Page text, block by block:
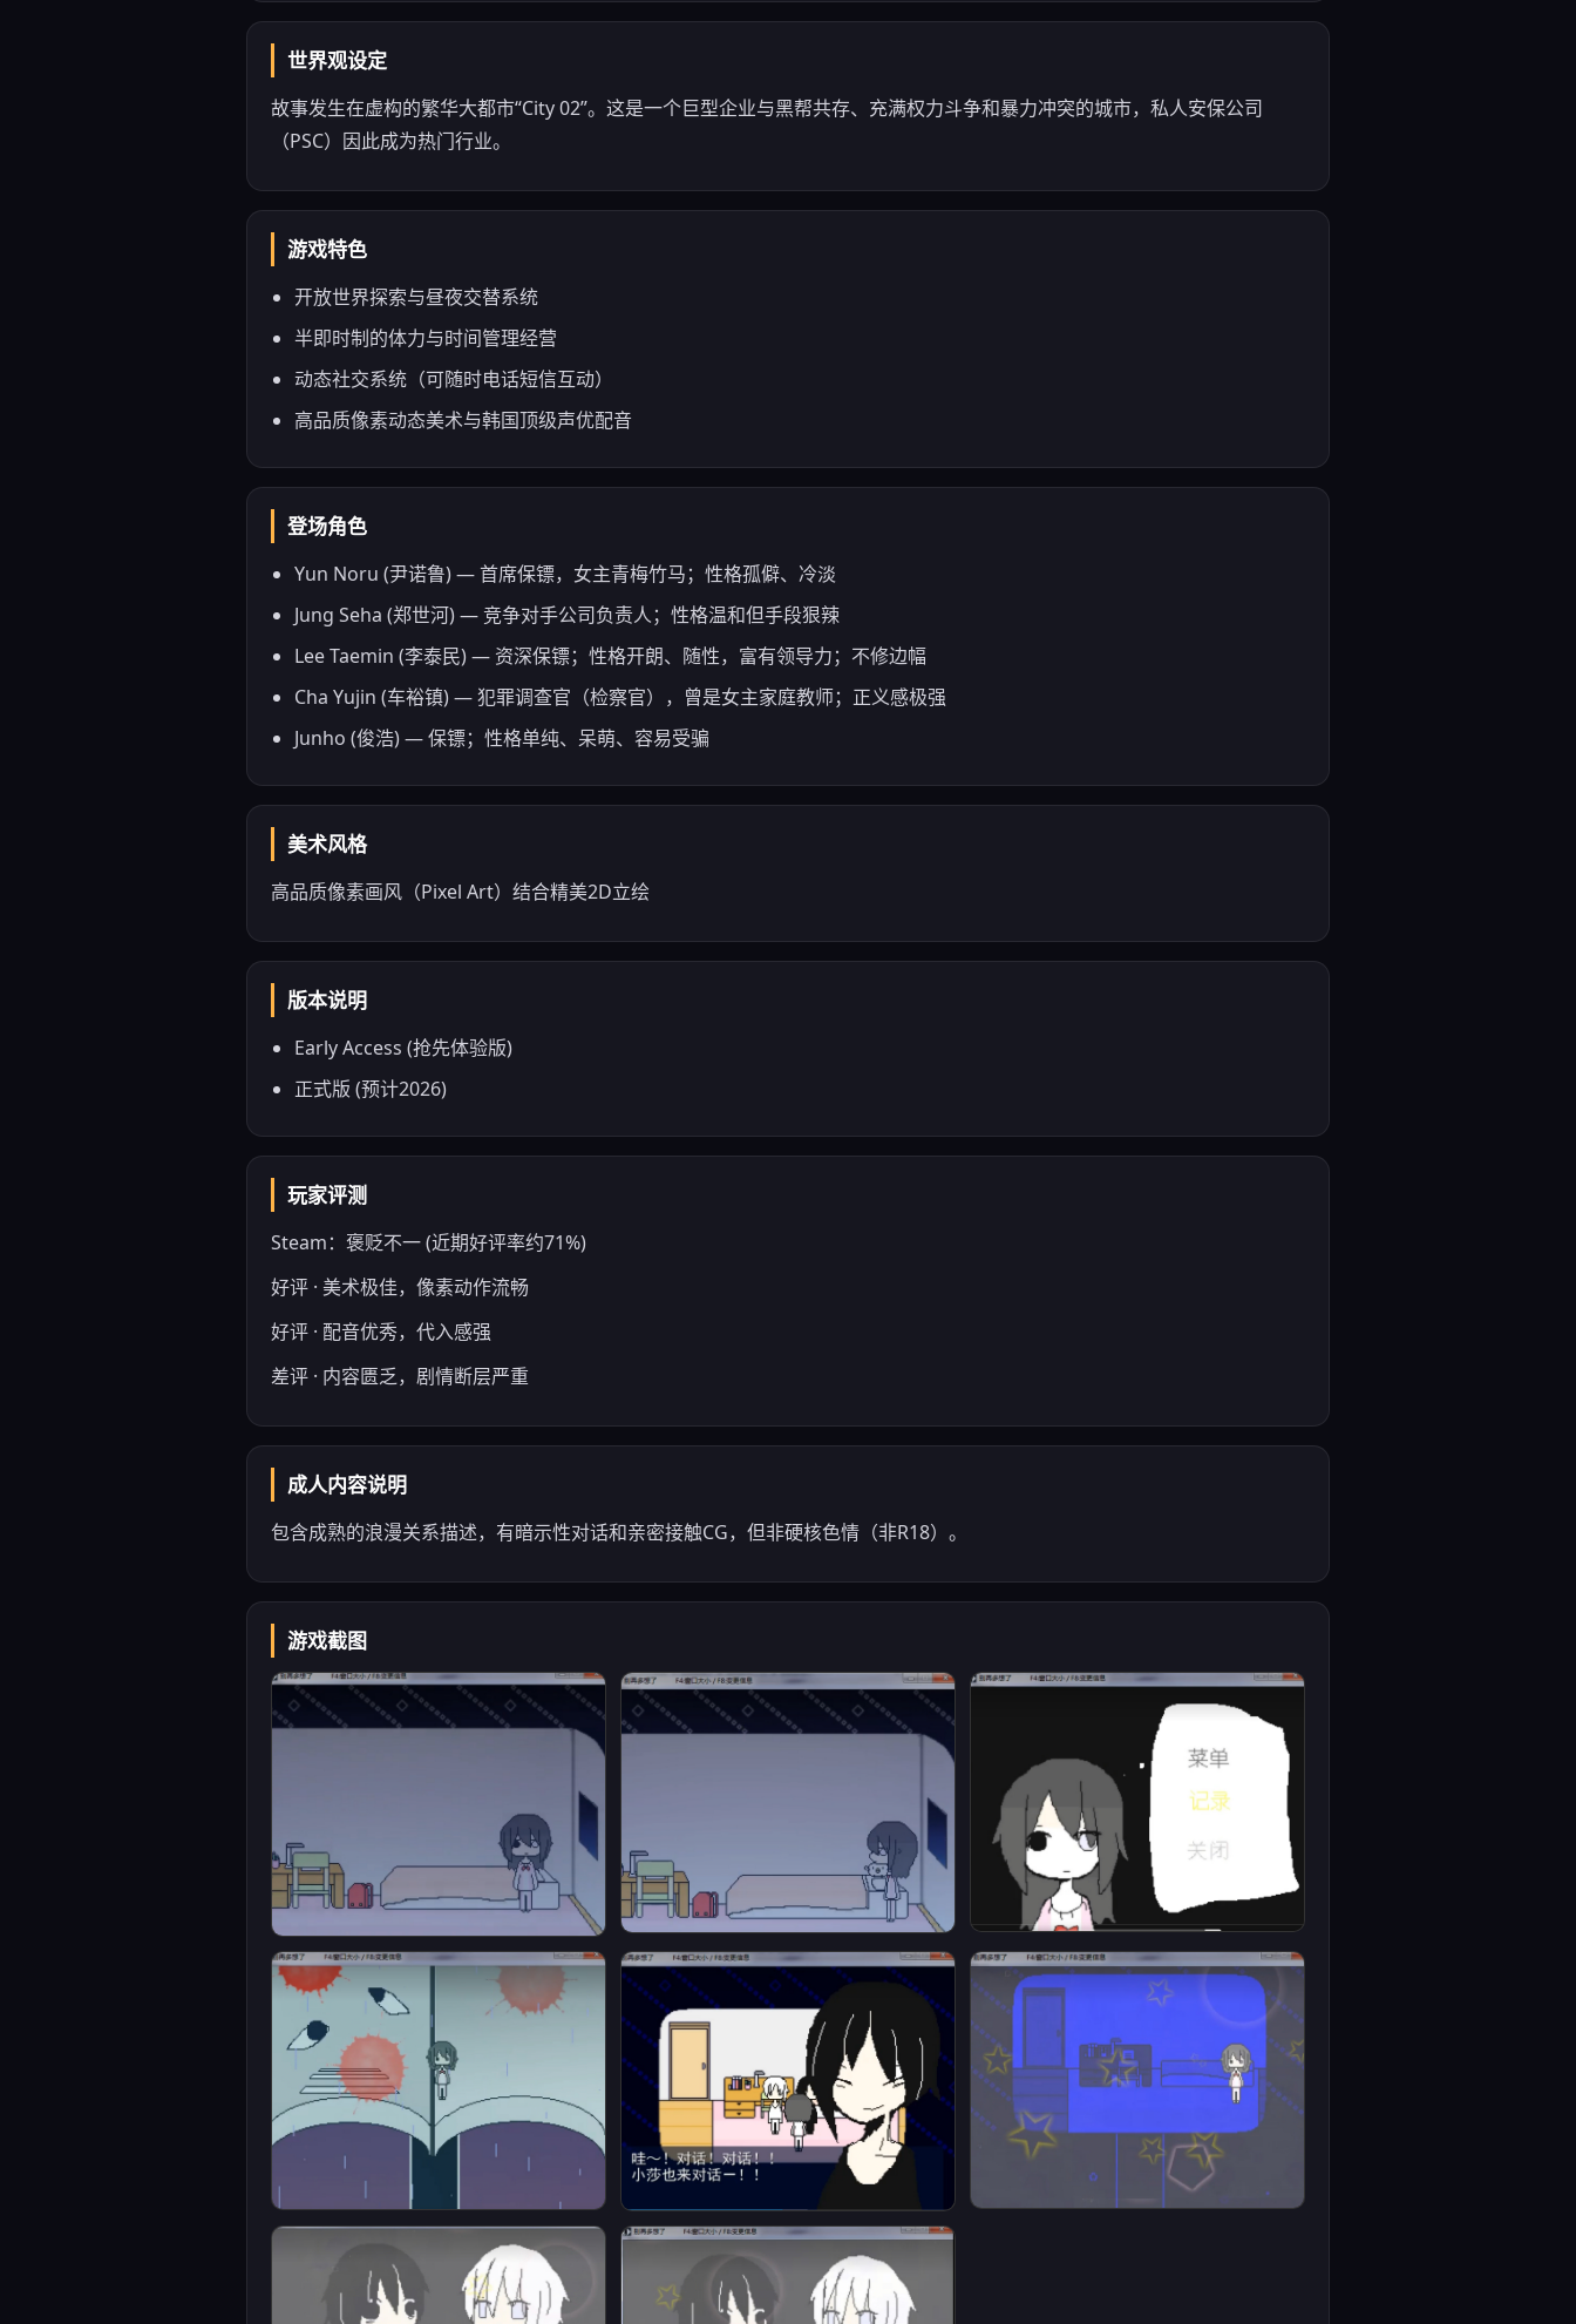
世界观设定
故事发生在虚构的繁华大都市“City 02”。这是一个巨型企业与黑帮共存、充满权力斗争和暴力冲突的城市，私人安保公司
（PSC）因此成为热门行业。
游戏特色
开放世界探索与昼夜交替系统
半即时制的体力与时间管理经营
动态社交系统（可随时电话短信互动）
高品质像素动态美术与韩国顶级声优配音
登场角色
Yun Noru (尹诺鲁) — 首席保镖，女主青梅竹马；性格孤僻、冷淡
Jung Seha (郑世河) — 竞争对手公司负责人；性格温和但手段狠辣
Lee Taemin (李泰民) — 资深保镖；性格开朗、随性，富有领导力；不修边幅
Cha Yujin (车裕镇) — 犯罪调查官（检察官），曾是女主家庭教师；正义感极强
Junho (俊浩) — 保镖；性格单纯、呆萌、容易受骗
美术风格
高品质像素画风（Pixel Art）结合精美2D立绘
版本说明
Early Access (抢先体验版)
正式版 (预计2026)
玩家评测
Steam：褒贬不一 (近期好评率约71%)
好评 · 美术极佳，像素动作流畅
好评 · 配音优秀，代入感强
差评 · 内容匮乏，剧情断层严重
成人内容说明
包含成熟的浪漫关系描述，有暗示性对话和亲密接触CG，但非硬核色情（非R18）。
游戏截图